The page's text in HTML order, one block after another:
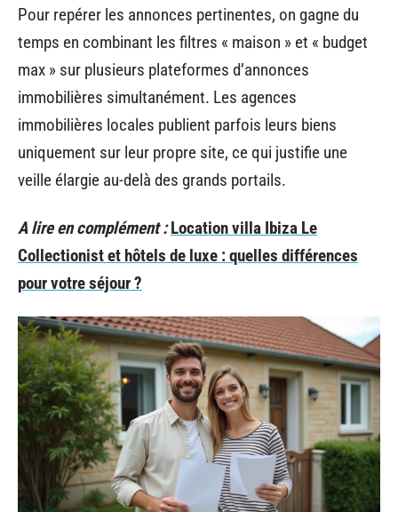
Pour repérer les annonces pertinentes, on gagne du
temps en combinant les filtres « maison » et « budget
max » sur plusieurs plateformes d’annonces
immobilières simultanément. Les agences
immobilières locales publient parfois leurs biens
uniquement sur leur propre site, ce qui justifie une
veille élargie au-delà des grands portails.
A lire en complément : Location villa Ibiza Le
Collectionist et hôtels de luxe : quelles différences
pour votre séjour ?